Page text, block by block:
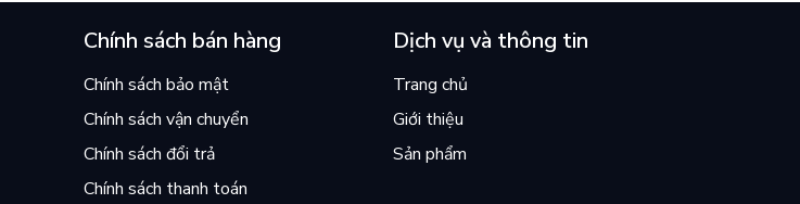
Chính sách bán hàng
Chính sách bảo mật
Chính sách vận chuyển
Chính sách đổi trả
Chính sách thanh toán
Dịch vụ và thông tin
Trang chủ
Giới thiệu
Sản phẩm